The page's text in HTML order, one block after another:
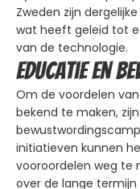
Zweden zijn
wat heeft geleid tot
van de technologie.
Educatie en
Om de voordelen
bekend te maken,
initiatieven kunnen
vooroordelen weg te
over de lange